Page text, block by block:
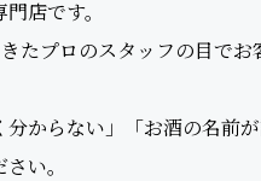
店です。
たプロのスタッフの目で
分からない」「お酒の名前
い。